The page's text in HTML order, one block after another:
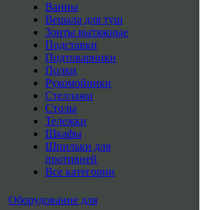
Ванны
Вешала для туш
Зонты вытяжные
Подставки
Подтоварники
Полки
Рукомойники
Стеллажи
Столы
Тележки
Шкафы
Шпильки для
противней
Все категории
Оборудование для